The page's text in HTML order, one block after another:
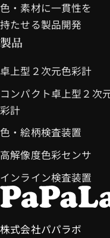
株式会社パパラボ
色・素材に一貫性を
持たせる製品開発
製品
卓上型２次元色彩計
コンパクト卓上型２次
彩計
色・絵柄検査装置
高解像度色彩センサ
インライン検査装置